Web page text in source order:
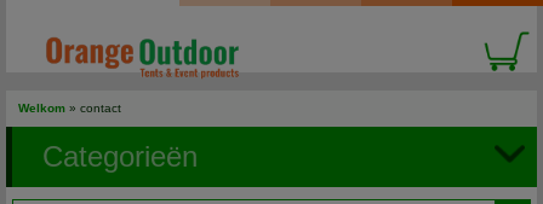
Welkom » contact
Categorieën